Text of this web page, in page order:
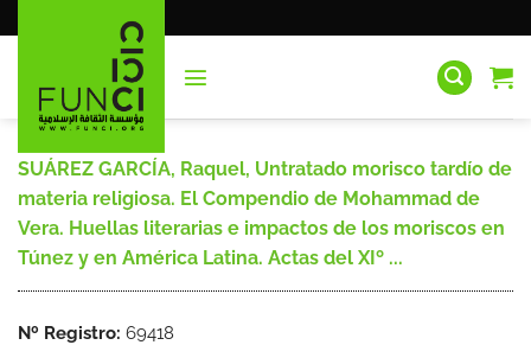
al
SUÁREZ GARCÍA, Raquel, Untratado morisco tardío de
materia religiosa. El Compendio de Mohammad de
Vera. Huellas literarias e impactos de los moriscos en
Túnez y en América Latina. Actas del XIº ...
Nº Registro: 69418